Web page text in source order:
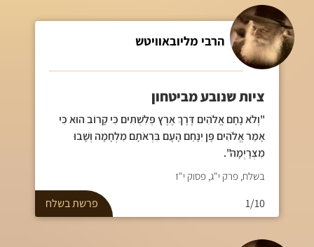
הרבי מליובאוויטש
ציות שנובע מביטחון
"וְלֹא נָחָם אֱלֹהִים דֶּרֶךְ אֶרֶץ פְּלִשְׁתִּים כִּי קָרוֹב הוּא כִּי
אָמַר אֱלֹהִים פֶּן יִנָּחֵם הָעָם בִּרְאֹתָם מִלְחָמָה וְשָׁבוּ
מִצְרָיְמָה".
בשלח, פרק י"ג, פסוק י"ז
1/10 פרשתבשלח